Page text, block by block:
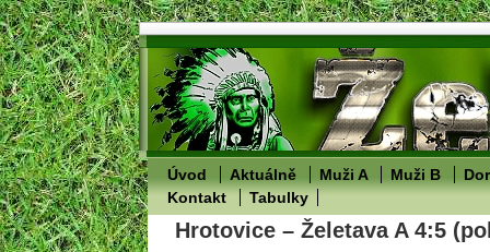
Úvod Aktuálně Muži A Muži B
Kontakt
Tabulky
Hrotovice – Želetava A 4:5